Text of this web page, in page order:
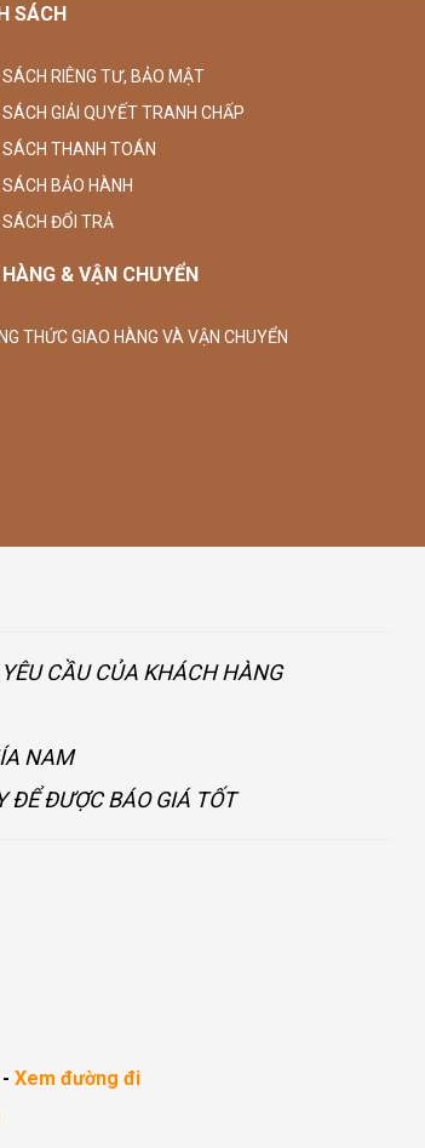
SÁCH
SÁCH RIÊNG TƯ, BẢO MẬT
SÁCH GIẢI QUYẾT TRANH CHẤP
SÁCH THANH TOÁN
SÁCH BẢO HÀNH
SÁCH ĐỔI TRẢ
& VẬN CHUYỂN
THỨC GIAO HÀNG VÀ VẬN CHUYỂN
CẦU CỦA KHÁCH HÀNG
NAM
ĐỂ ĐƯỢC BÁO GIÁ TỐT
- Xem đường đi